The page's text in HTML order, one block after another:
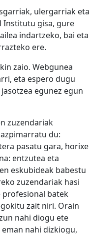
ulergarriak eta
Institutu gisa, gure
indartzeko, bai eta
ere.
zaio. Webgunea
eta espero dugu
egunez egun
zuzendariak
du:
pasatu gara, horixe
entzutea eta
eskubideak babestu
zuzendariak hasi
profesional batek
zait niri. Orain
nahi diogu ete
nahi dizkiogu,